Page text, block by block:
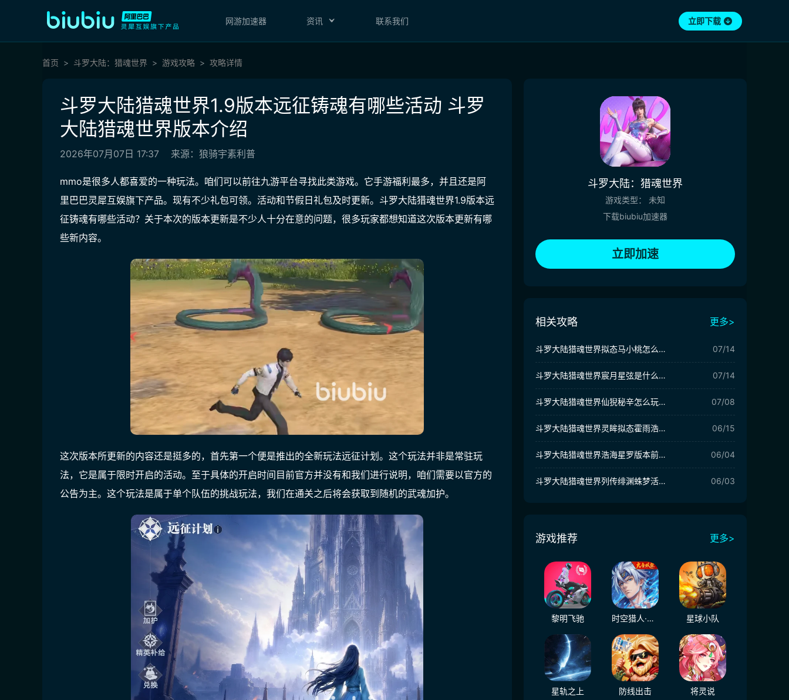
网游加速器 资讯 联系我们 立即下载
首页 斗罗大陆：猎魂世界 游戏攻略 攻略详情
斗罗大陆猎魂世界1.9版本远征铸魂有哪些活动 斗罗
大陆猎魂世界版本介绍
2026年07月07日 17:37 来源：狼骑宇素利普
mmo是很多人都喜爱的一种玩法。咱们可以前往九游平台寻找此类游戏。 它手游福利最多，并且还是阿
里巴巴灵犀互娱旗下产品。现有不少礼包可领。活动和节假日礼包及时更新。 斗罗大陆猎魂世界1.9版本远
征铸魂有哪些活动？关于本次的版本更新是不少人十分在意的问题，很多玩家都想知道这次版本更新有哪
些新内容。
这次版本所更新的内容还是挺多的，首先第一个便是推出的全新玩法远征计划。这个玩法并非是常驻玩
法，它是属于限时开启的活动。至于具体的开启时间目前官方并没有和我们进行说明，咱们需要以官方的
公告为主。这个玩法是属于单个队伍的挑战玩法，我们在通关之后将会获取到随机的武魂加护。
斗罗大陆：猎魂世界
游戏类型：
未知
下载biubiu加速器
立即加速
相关攻略 更多>
斗罗大陆猎魂世界拟态马小桃怎么样 斗罗大陆猎魂世界拟态马小桃介绍 07/14
斗罗大陆猎魂世界宸月星弦是什么 斗罗大陆猎魂世界宸月星弦介绍 07/14
斗罗大陆猎魂世界仙猊秘辛怎么玩 斗罗大陆猎魂世界仙猊秘辛介绍 07/08
斗罗大陆猎魂世界灵眸拟态霍雨浩怎么样 斗罗大陆猎魂世界霍雨浩介绍 06/15
斗罗大陆猎魂世界浩海星罗版本前瞻 斗罗大陆猎魂世界1.8版本新内容介绍 06/04
斗罗大陆猎魂世界列传绯渊蛛梦活动介绍 斗罗大陆猎魂世界绯渊蛛梦怎么玩 06/03
游戏推荐 更多>
黎明飞驰 时空猎人·觉醒 星球小队
星轨之上 防线出击 将灵说